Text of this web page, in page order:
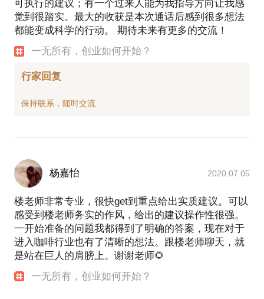
可执行的建议；有一个过来人能为我指导方向让我感
觉到很踏实。最大的收获是本次通话后感到很多想法
都能变成科学的行动。 期待未来有更多的交流！
一无所有，创业如何开始？
行家回复
杨嘉怡 2020.07.05
楼老师非常专业，很快get到重点给出实质建议。可以
感受到楼老师务实的作风，给出的建议操作性很强。
一开始准备的问题我都得到了明确的答案，现在对于
进入咖啡行业也有了清晰的想法。跟楼老师聊天，就
是站在巨人的肩膀上。谢谢老师🌻
一无所有，创业如何开始？